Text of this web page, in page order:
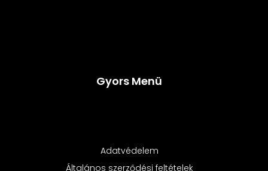
Gyors Menü
Adatvédelem
Általános szerződési feltételek